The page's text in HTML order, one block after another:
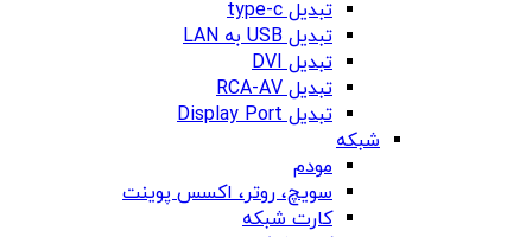
تبدیل type-c
تبدیل USB به LAN
تبدیل DVI
تبدیل RCA-AV
تبدیل Display Port
شبکه
مودم
سویچ، روتر، اکسس پوینت
کارت شبکه